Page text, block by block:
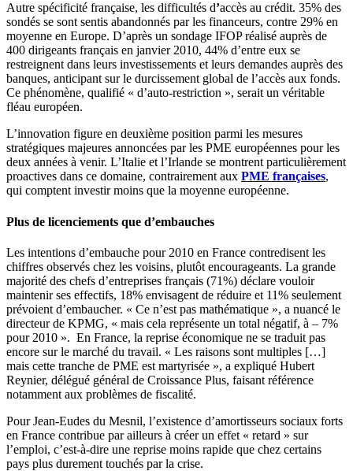
Autre spécificité française, les difficultés d’accès au crédit. 35% des
sondés se sont sentis abandonnés par les financeurs, contre 29% en
moyenne en Europe. D’après un sondage IFOP réalisé auprès de
400 dirigeants français en janvier 2010, 44% d’entre eux se
restreignent dans leurs investissements et leurs demandes auprès des
banques, anticipant sur le durcissement global de l’accès aux fonds.
Ce phénomène, qualifié « d’auto-restriction », serait un véritable
fléau européen.
L’innovation figure en deuxième position parmi les mesures
stratégiques majeures annoncées par les PME européennes pour les
deux années à venir. L’Italie et l’Irlande se montrent particulièrement
proactives dans ce domaine, contrairement aux PME françaises,
qui comptent investir moins que la moyenne européenne.
Plus de licenciements que d’embauches
Les intentions d’embauche pour 2010 en France contredisent les
chiffres observés chez les voisins, plutôt encourageants. La grande
majorité des chefs d’entreprises français (71%) déclare vouloir
maintenir ses effectifs, 18% envisagent de réduire et 11% seulement
prévoient d’embaucher. « Ce n’est pas mathématique », a nuancé le
directeur de KPMG, « mais cela représente un total négatif, à – 7%
pour 2010 ». En France, la reprise économique ne se traduit pas
encore sur le marché du travail. « Les raisons sont multiples […]
mais cette tranche de PME est martyrisée », a expliqué Hubert
Reynier, délégué général de Croissance Plus, faisant référence
notamment aux problèmes de fiscalité.
Pour Jean-Eudes du Mesnil, l’existence d’amortisseurs sociaux forts
en France contribue par ailleurs à créer un effet « retard » sur
l’emploi, c’est-à-dire une reprise moins rapide que chez certains
pays plus durement touchés par la crise.